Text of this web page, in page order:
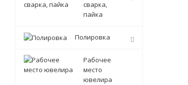
сварка,
пайка
Полировка
Рабочее
место
ювелира